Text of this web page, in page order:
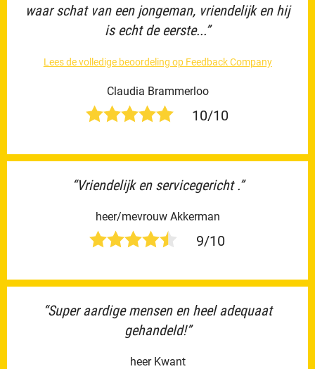
waar schat van een jongeman, vriendelijk en hij
is echt de eerste...”
Lees de volledige beoordeling op Feedback Company
Claudia Brammerloo
10/10
“Vriendelijk en servicegericht .”
heer/mevrouw Akkerman
9/10
“Super aardige mensen en heel adequaat
gehandeld!”
heer Kwant